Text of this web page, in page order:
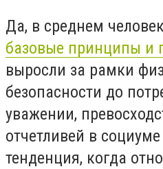
Да, в среднем
базовые принципы и
выросли за рамки
безопасности до
уважении,
отчетливей в
тенденция, когда